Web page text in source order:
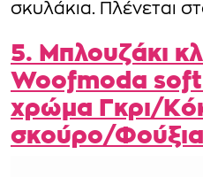
σκυλάκια. Πλένεται
5. Μπλουζάκι
Woofmoda
χρώμα Γκρι/
σκούρο/Φούξια